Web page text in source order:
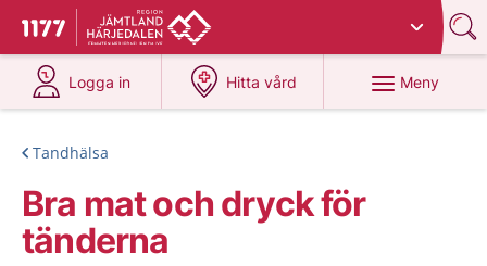
Till startsidan för 1177
Du har valt region
Logga in
på 1177.se
Hitta vård
på 1177.se
Meny
Tandhälsa
Bra mat och dryck för
tänderna